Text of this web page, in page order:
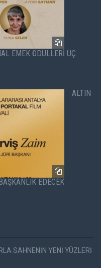
EMEK ÖDÜLLERİ ÜÇ
ALTIN
EDECEK
SAHNENİN YENİ YÜZLERİ